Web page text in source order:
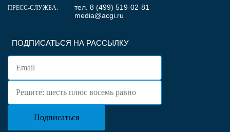
ПОДПИСАТЬСЯ НА РАССЫЛКУ
ПРЕСС-СЛУЖБА:
тел. 8 (499) 519-02-81
media@acgi.ru